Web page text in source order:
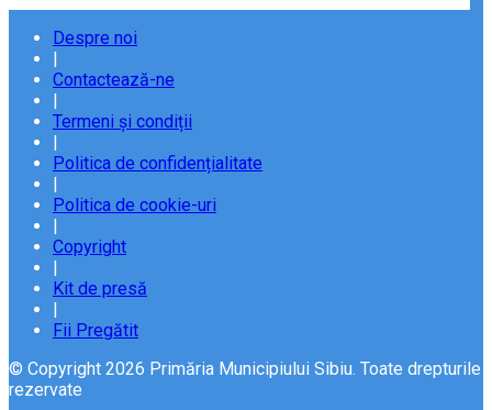
Despre noi
|
Contactează-ne
|
Termeni și condiții
|
Politica de confidențialitate
|
Politica de cookie-uri
|
Copyright
|
Kit de presă
|
Fii Pregătit
© Copyright 2026 Primăria Municipiului Sibiu. Toate drepturile
rezervate